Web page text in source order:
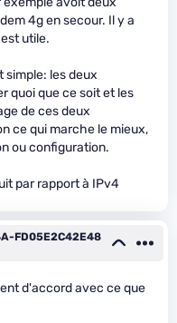
4g en secour. Il y a
utile.
simple: les deux
quoi que ce soit et les
de ces deux
ce qui marche le mieux,
ou configuration.
par rapport à IPv4
FD05E2C42E48
d'accord avec ce que